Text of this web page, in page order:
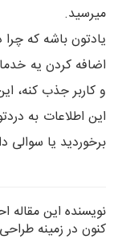
میرسید.
یادتون باشه که
اضافه کردن یه
و کاربر جذب کنه،
این اطلاعات به
برخوردید یا سوالی
نویسنده این مقاله
کنون در زمینه